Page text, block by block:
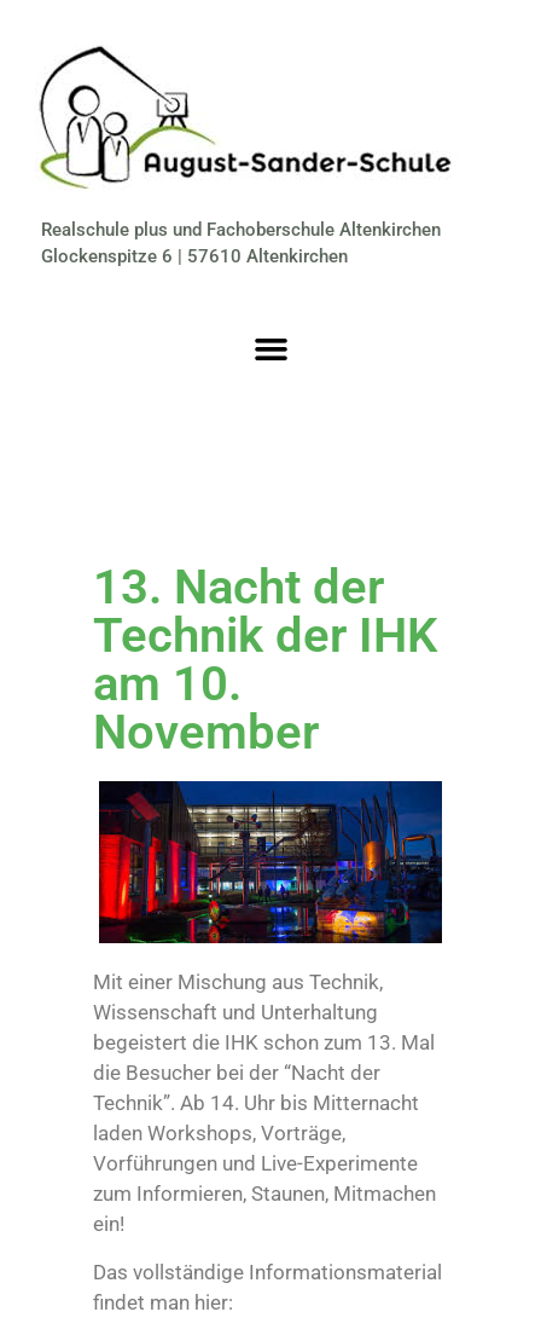
Realschule plus und Fachoberschule Altenkirchen
Glockenspitze 6 | 57610 Altenkirchen
13. Nacht der
Technik der IHK
am 10.
November
Mit einer Mischung aus Technik,
Wissenschaft und Unterhaltung
begeistert die IHK schon zum 13. Mal
die Besucher bei der “Nacht der
Technik”. Ab 14. Uhr bis Mitternacht
laden Workshops, Vorträge,
Vorführungen und Live-Experimente
zum Informieren, Staunen, Mitmachen
ein!
Das vollständige Informationsmaterial
findet man hier: